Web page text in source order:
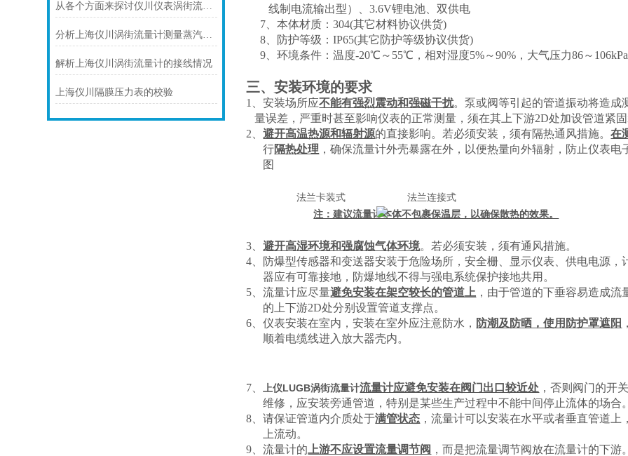
从各个方面来探讨仪川仪表涡街流量计的技术特点
分析上海仪川涡街流量计测量蒸汽的三种方式
解析上海仪川涡街流量计的接线情况
上海仪川隔膜压力表的校验
线制电流输出型）、3.6V锂电池、双供电
7、本体材质：304(其它材料协议供货)
8、防护等级：IP65(其它防护等级协议供货)
9、环境条件：温度-20℃～ 55℃，相对湿度5%～90% ，大气压力86～ 106kPa
三、安装环境的要求
1、安装场所应不能有强烈震动和强磁干扰。泵或阀等引起的管道振动将造成
量误差，严重时甚至影响仪表的正常测量，须在其上下游2D处加设管道紧
2、避开高温热源和辐射源的直接影响。若必须安装，须有隔热通风措施。在
行隔热处理 ，确保流量计外壳暴露在外，以便热量向外辐射，防止仪表
图
法兰卡装式
法兰连接式
注：建议流量计本体不包裹保温层，以确保散热的效果。
3、避开高湿环境和强腐蚀气体环境。若必须安装，须有通风措施。
4、防爆型传感器和变送器安装于危险场所，安全栅、显示仪表、供电电源
器应有可靠接地，防爆地线不得与强电系统保护接地共用。
5、流量计应尽量避免安装在架空较长的管道上 ，由于管道的下垂容易造成
的上下游2D处分别设置管道支撑点。
6、仪表安装在室内，安装在室外应注意防水， 防潮及防晒，使用防护罩遮阳
顺着电缆线进入放大器壳内。
7、 上仪LUGB涡街流量计流量计应避免安装在阀门出口较近处 ，否则阀门的开
维修，应安装旁通管道，特别是某些生产过程中不能中间停止流体的场合
8、请保证管道内介质处于满管状态 ，流量计可以安装在水平或者垂直管道
上流动。
9、流量计的 上游不应设置流量调节阀 ，而是把流量调节阀放在流量计的下游